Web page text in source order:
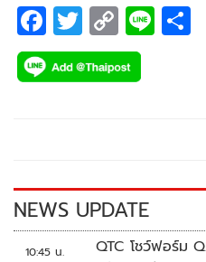
F
ac
e
k
T
wi
tt
C
o
p
k
Li
NEWS UPDATE
10:45 น.
QTC โชว์ฟอร์ม